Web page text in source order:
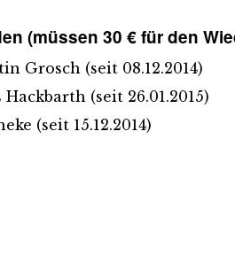
(müssen 30 € für den
Grosch (seit 08.12.2014)
(seit 26.01.2015)
(seit 15.12.2014)